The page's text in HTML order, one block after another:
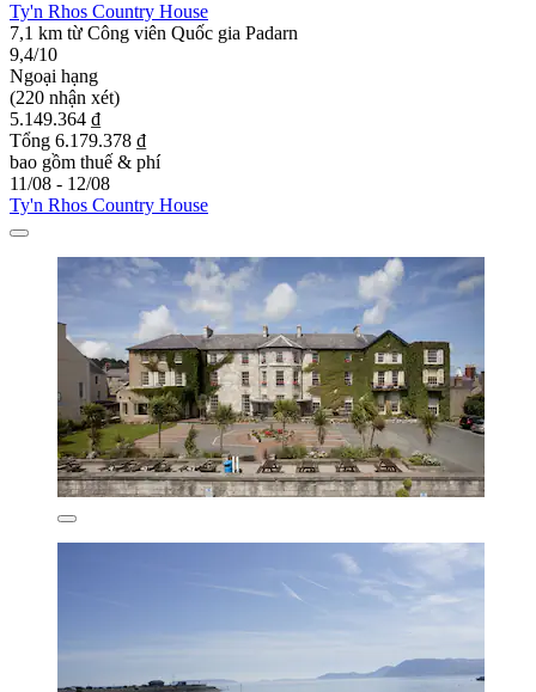
Ty'n Rhos Country House
7,1 km từ Công viên Quốc gia Padarn
9,4/10
Ngoại hạng
(220 nhận xét)
5.149.364 ₫
Tổng 6.179.378 ₫
bao gồm thuế & phí
11/08 - 12/08
Ty'n Rhos Country House